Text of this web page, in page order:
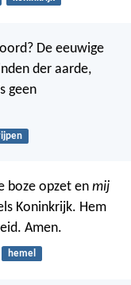
De eeuwige
der aarde,
geen
boze opzet en mij
Koninkrijk. Hem
Amen.
hemel